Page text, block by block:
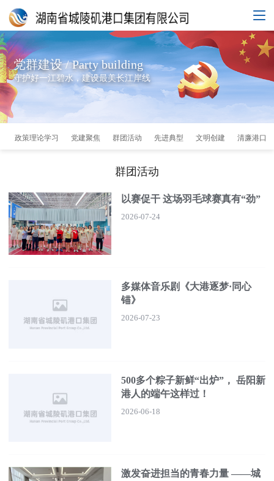
党群建设 / Party building
守护好一江碧水，建设最美长江岸线
政策理论学习 党建聚焦 群团活动 先进典型 文明创建 清廉港口
群团活动
以赛促干 这场羽毛球赛真有“劲”
2026-07-24
多媒体音乐剧《大港逐梦·同心
锚》
2026-07-23
500多个粽子新鲜“出炉”， 岳阳新
港人的端午这样过！
2026-06-18
激发奋进担当的青春力量 ——城